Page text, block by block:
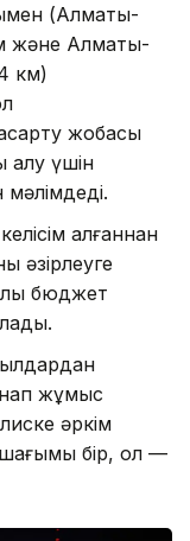
(Алматы-
және Алматы-
км)
жобасы
алу үшін
алғаннан
әзірлеуге
бюджет
жұмыс
әркім
шағымы бір, ол —